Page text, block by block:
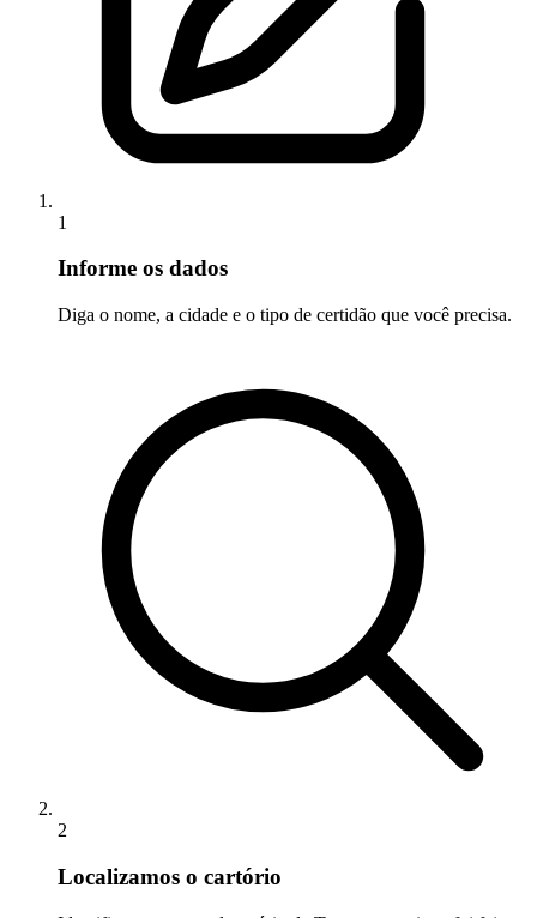
1
Informe os dados
Diga o nome, a cidade e o tipo de certidão que você precisa.
2
Localizamos o cartório